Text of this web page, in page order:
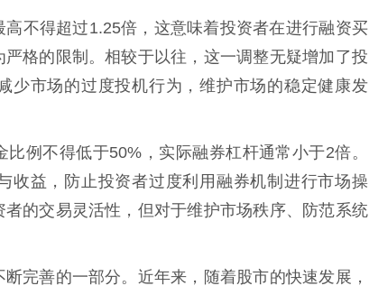
不得超过1.25倍，这意味着投资者在进行融资买
格的限制。相较于以往，这一调整无疑增加了投
少市场的过度投机行为，维护市场的稳定健康发
例不得低于50%，实际融券杠杆通常小于2倍。
收益，防止投资者过度利用融券机制进行市场操
的交易灵活性，但对于维护市场秩序、防范系统
完善的一部分。近年来，随着股市的快速发展，